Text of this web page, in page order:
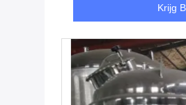
Krijg